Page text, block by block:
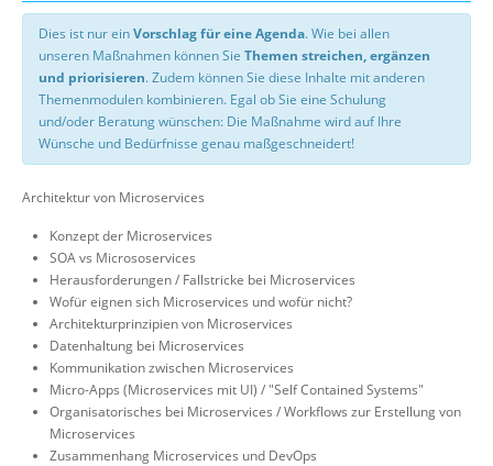
Dies ist nur einVorschlag für eine Agenda. Wie bei allen
unseren Maßnahmen können Sie Themen streichen, ergänzen
und priorisieren. Zudem können Sie diese Inhalte mit anderen
Themenmodulen kombinieren. Egal ob Sie eine Schulung
und/oder Beratung wünschen: Die Maßnahme wird auf Ihre
Wünsche und Bedürfnisse genau maßgeschneidert!
Architektur von Microservices
Konzept der Microservices
SOA vs Micrososervices
Herausforderungen / Fallstricke bei Microservices
Wofür eignen sich Microservices und wofür nicht?
Architekturprinzipien von Microservices
Datenhaltung bei Microservices
Kommunikation zwischen Microservices
Micro-Apps (Microservices mit UI) / "Self Contained Systems"
Organisatorisches bei Microservices / Workflows zur Erstellung von
Microservices
Zusammenhang Microservices und DevOps